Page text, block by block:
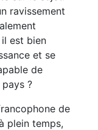
ravissement
il est bien
et se
de
?
de
plein temps,